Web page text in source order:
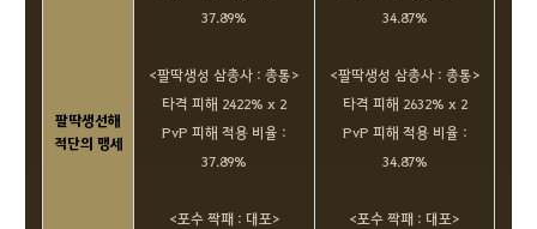
팔딱생선해
적단의 맹세
37.89%
<팔딱생성 삼총사 : 총통>
타격 피해 2422% x 2
PvP 피해 적용 비율 :
37.89%
<포수 짝패 : 대포>
34.87%
<팔딱생성 삼총사 : 총통>
타격 피해 2632% x 2
PvP 피해 적용 비율 :
34.87%
<포수 짝패 : 대포>